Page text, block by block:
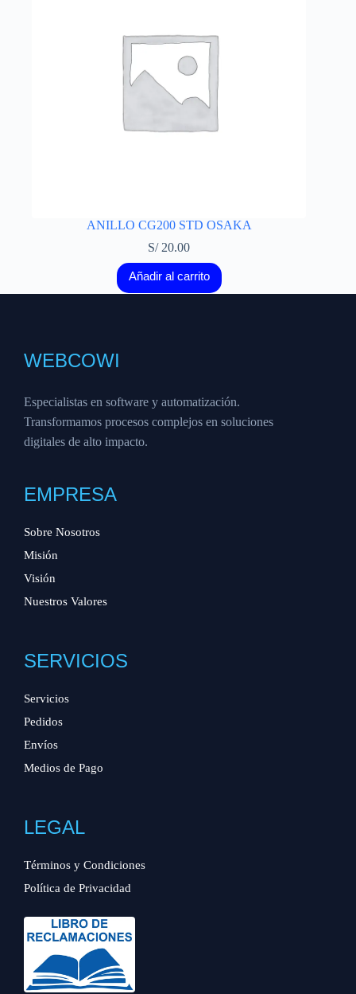
ANILLO CG200 STD OSAKA
S/20.00
Añadir al carrito
WEBCOWI
Especialistas en software y automatización.
Transformamos procesos complejos en soluciones
digitales de alto impacto.
EMPRESA
Sobre Nosotros
Misión
Visión
Nuestros Valores
SERVICIOS
Servicios
Pedidos
Envíos
Medios de Pago
LEGAL
Términos y Condiciones
Política de Privacidad